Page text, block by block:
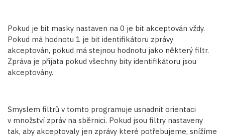
Pokud je bit masky nastaven na 0 je bit akceptován vždy.
Pokud má hodnotu 1 je bit identifikátoru zprávy
akceptován, pokud má stejnou hodnotu jako některý filtr.
Zpráva je přijata pokud všechny bity identifikátoru jsou
akceptovány.
Smyslem filtrů v tomto programuje usnadnit orientaci
v množství zpráv na sběrnici. Pokud jsou filtry nastaveny
tak, aby akceptovaly jen zprávy které potřebujeme, snížíme